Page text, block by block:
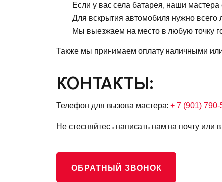
Если у вас села батарея, наши
Для вскрытия автомобиля нужно
Мы выезжаем на место в любую точку
Также мы принимаем оплату наличными
КОНТАКТЫ:
Телефон для вызова мастера: + 7 (901) 790-
Не стесняйтесь написать нам на почту или
ОБРАТНЫЙ ЗВОНОК